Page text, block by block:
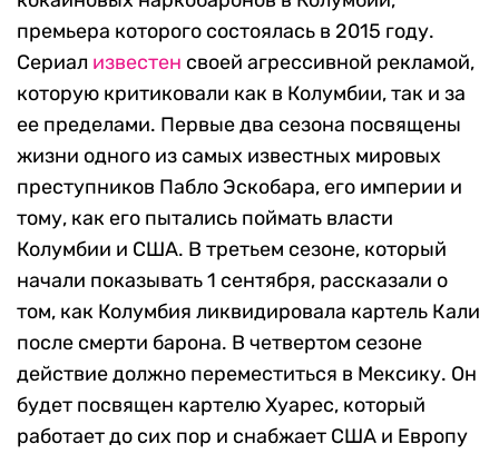
премьера которого состоялась в 2015 году.
Сериал известен своей агрессивной рекламой,
которую критиковали как в Колумбии, так и за
ее пределами. Первые два сезона посвящены
жизни одного из самых известных мировых
преступников Пабло Эскобара, его империи и
тому, как его пытались поймать власти
Колумбии и США. В третьем сезоне, который
начали показывать 1 сентября, рассказали о
том, как Колумбия ликвидировала картель Кали
после смерти барона. В четвертом сезоне
действие должно переместиться в Мексику. Он
будет посвящен картелю Хуарес, который
работает до сих пор и снабжает США и Европу